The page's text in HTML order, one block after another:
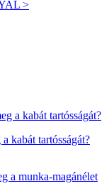
>
kabát tartósságát?